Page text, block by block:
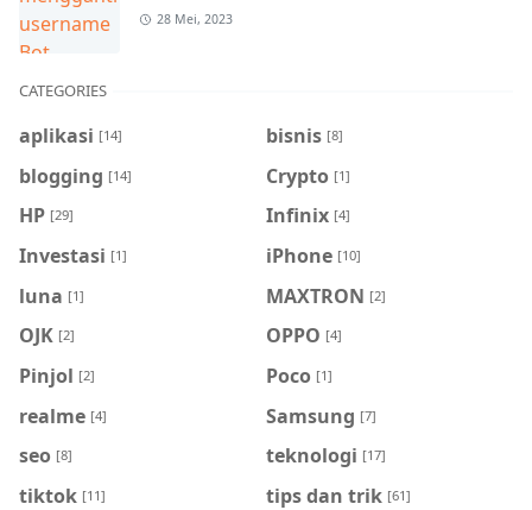
28 Mei, 2023
CATEGORIES
aplikasi [14] bisnis [8]
blogging [14] Crypto [1]
HP [29] Infinix [4]
Investasi [1] iPhone [10]
luna [1] MAXTRON [2]
OJK [2] OPPO [4]
Pinjol [2] Poco [1]
realme [4] Samsung [7]
seo [8] teknologi [17]
tiktok [11] tips dan trik [61]